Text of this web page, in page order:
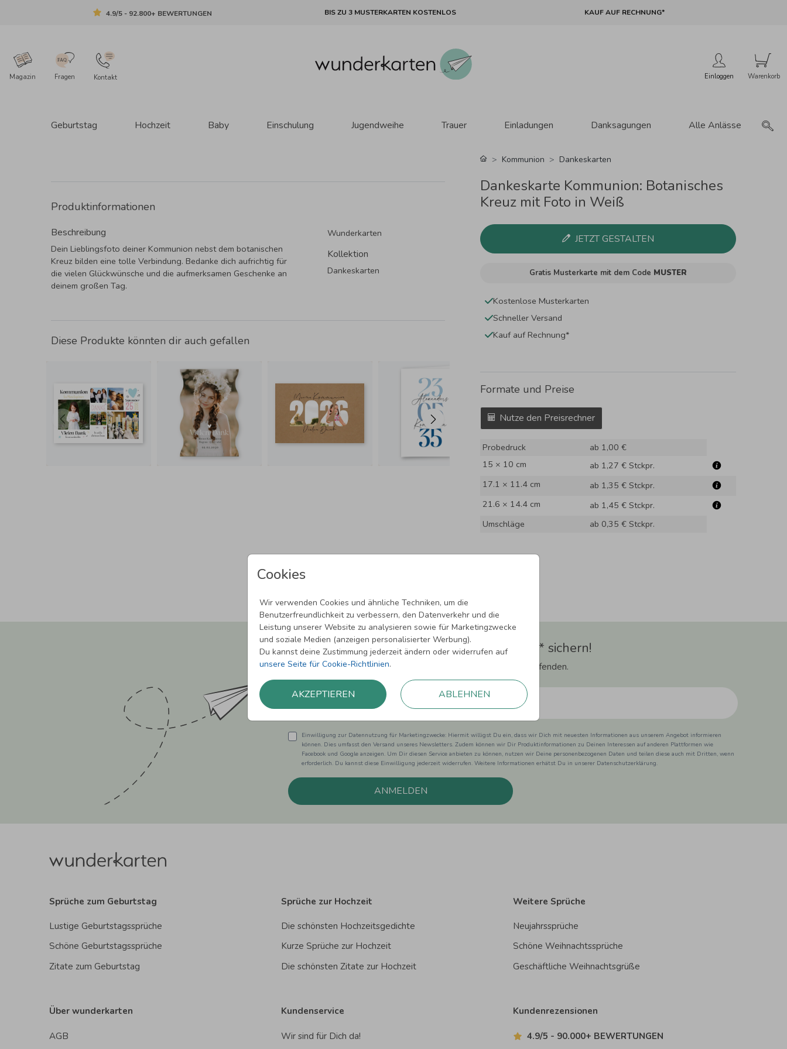
4.9/5 - 92.800+ BEWERTUNGEN BIS ZU 3 MUSTERKARTEN KOSTENLOS KAUF AUF RECHNUNG*
Magazin Fragen Kontakt Einloggen
Geburtstag Hochzeit Baby Einschulung Jugendweihe Trauer Einladungen Danksagungen Alle Anlässe
Cookies
Wir verwenden Cookies und ähnliche Techniken, um die
Benutzerfreundlichkeit zu verbessern, den Datenverkehr und die
Leistung unserer Website zu analysieren sowie für Marketingzwecke
und soziale Medien (anzeigen personalisierter Werbung).
Du kannst deine Zustimmung jederzeit ändern oder widerrufen auf
unsere Seite für Cookie-Richtlinien.
AKZEPTIEREN ABLEHNEN
Produktinformationen
Beschreibung
Dein Lieblingsfoto deiner Kommunion nebst dem botanischen
Kreuz bilden eine tolle Verbindung. Bedanke dich aufrichtig für
die vielen Glückwünsche und die aufmerksamen Geschenke an
deinem großen Tag.
Wunderkarten
Kollektion
Dankeskarten
Diese Produkte könnten dir auch gefallen
Kommunion Dankeskarten
Dankeskarte Kommunion: Botanisches
Kreuz mit Foto in Weiß
JETZT GESTALTEN
Gratis Musterkarte mit dem Code MUSTER
Kostenlose Musterkarten
Schneller Versand
Kauf auf Rechnung*
Formate und Preise
Nutze den Preisrechner
Probedruck
ab 1,00 €
15 × 10 cm
ab 1,27 € Stckpr.
17.1 × 11.4 cm
ab 1,35 € Stckpr.
21.6 × 14.4 cm
ab 1,45 € Stckpr.
Umschläge
ab 0,35 € Stckpr.
Newsletter abonnieren und 5,00 € Rabatt** sichern!
Melde Dich zu unserem Newsletter an und bleibe auf dem Laufenden.
Einwilligung zur Datennutzung für Marketingzwecke: Hiermit willigst Du ein, dass wir Dich mit neuesten Informationen aus unserem Angebot informieren
können. Dies umfasst den Versand unseres Newsletters. Zudem können wir Dir Produktinformationen zu Deinen Interessen auf anderen Plattformen wie
Facebook und Google anzeigen. Um Dir diesen Service anbieten zu können, nutzen wir Deine personenbezogenen Daten und teilen diese auch mit Dritten, wenn
erforderlich. Du kannst diese Einwilligung jederzeit widerrufen. Weitere Informationen erhätst Du in unserer Datenschutzerklärung.
ANMELDEN
Sprüche zum Geburtstag
Lustige Geburtstagssprüche
Schöne Geburtstagssprüche
Zitate zum Geburtstag
Sprüche zur Hochzeit
Die schönsten Hochzeitsgedichte
Kurze Sprüche zur Hochzeit
Die schönsten Zitate zur Hochzeit
Weitere Sprüche
Neujahrssprüche
Schöne Weihnachtssprüche
Geschäftliche Weihnachtsgrüße
Über wunderkarten
AGB
Kundenservice
Wir sind für Dich da!
Kundenrezensionen
4.9/5 - 90.000+ BEWERTUNGEN